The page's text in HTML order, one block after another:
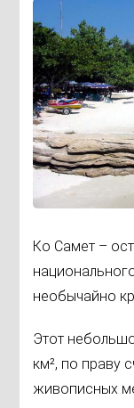
Ко Самет –
необычайно
Этот
км², по праву
живописных